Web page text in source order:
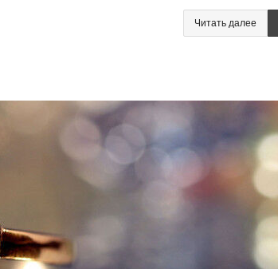
Читать далее